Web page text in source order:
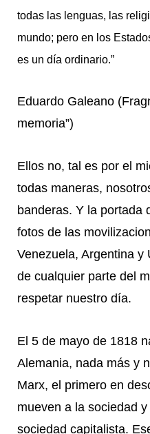
todas las lenguas, las
mundo; pero en los
es un día ordinario.”
Eduardo Galeano
memoria”)
Ellos no, tal es por el
todas maneras,
banderas. Y la portada
fotos de las
Venezuela, Argentina y
de cualquier parte del
respetar nuestro día.
El 5 de mayo de 1818
Alemania, nada más y
Marx, el primero en
mueven a la sociedad
sociedad capitalista.